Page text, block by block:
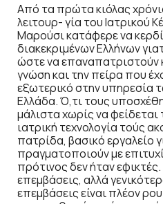
Από τα πρώτα κιόλας
λειτουρ- γία του Ιατρικού
Μαρούσι κατάφερε να
διακεκριμένων Ελλήνων
ώστε να επαναπατριστούν
γνώση και την πείρα που
εξωτερικό στην υπηρεσία
Ελλάδα. Ό,τι τους
μάλιστα χωρίς να
ιατρική τεχνολογία τούς
πατρίδα, βασικό εργαλείο
πραγματοποιούν με
πρότινος δεν ήταν
επεμβάσεις, αλλά
επεμβάσεις είναι πλέον